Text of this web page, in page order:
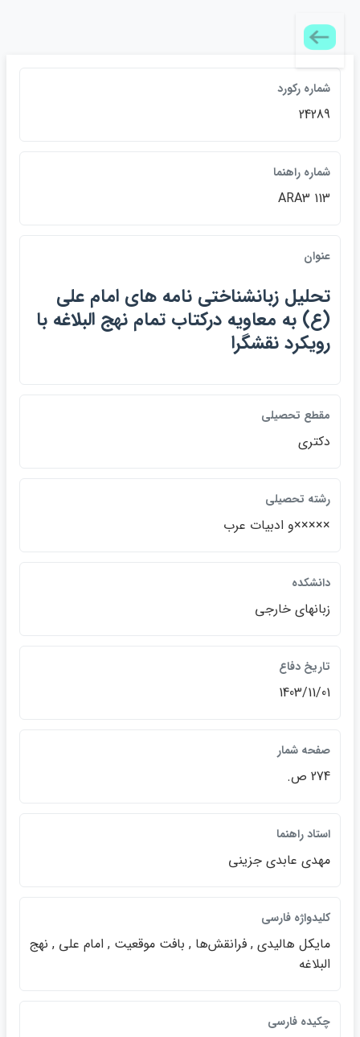
شماره ركورد
24289
شماره راهنما
ARA3 113
عنوان
تحليل زبانشناختي نامه هاي امام علي
(ع) به معاويه دركتاب تمام نهج البلاغه با
رويكرد نقشگرا
مقطع تحصيلي
دكتري
رشته تحصيلي
×××××و ادبيات عرب
دانشكده
زبانهاي خارجي
تاريخ دفاع
1403/11/01
صفحه شمار
274 ص.
استاد راهنما
مهدي عابدي جزيني
كليدواژه فارسي
مايكل هاليدي , فرانقش‌ها , بافت موقعيت , امام علي , نهج
البلاغه
چكيده فارسي